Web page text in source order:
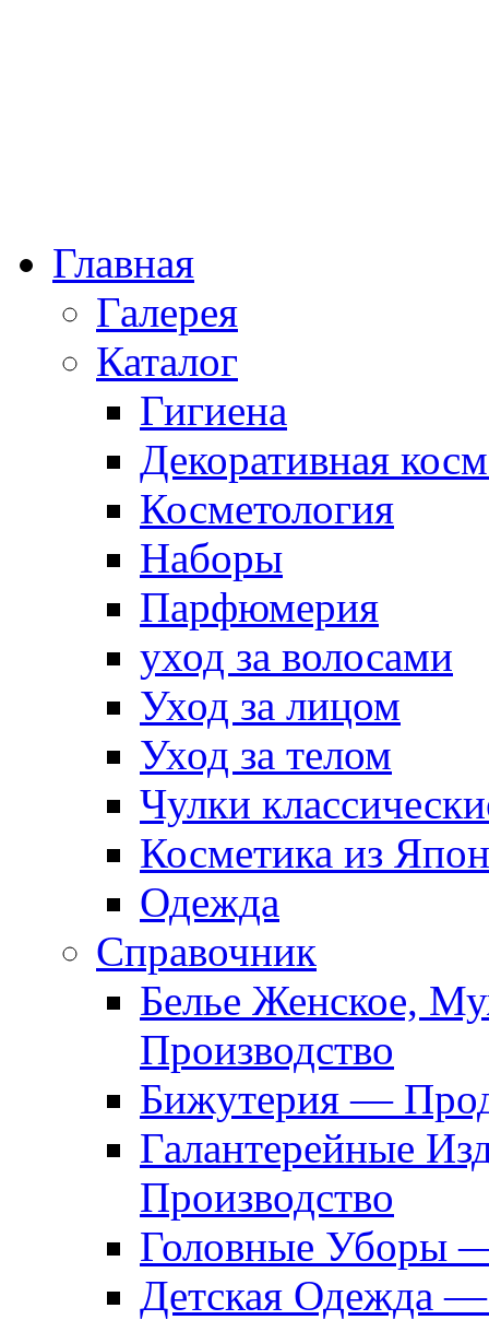
Главная
Галерея
Каталог
Гигиена
Декоративная
Косметология
Наборы
Парфюмерия
уход за волосами
Уход за лицом
Уход за телом
Чулки
Косметика из
Одежда
Справочник
Белье Женское,
Производство
Бижутерия —
Галантерейные
Производство
Головные Уборы
Детская Одежда